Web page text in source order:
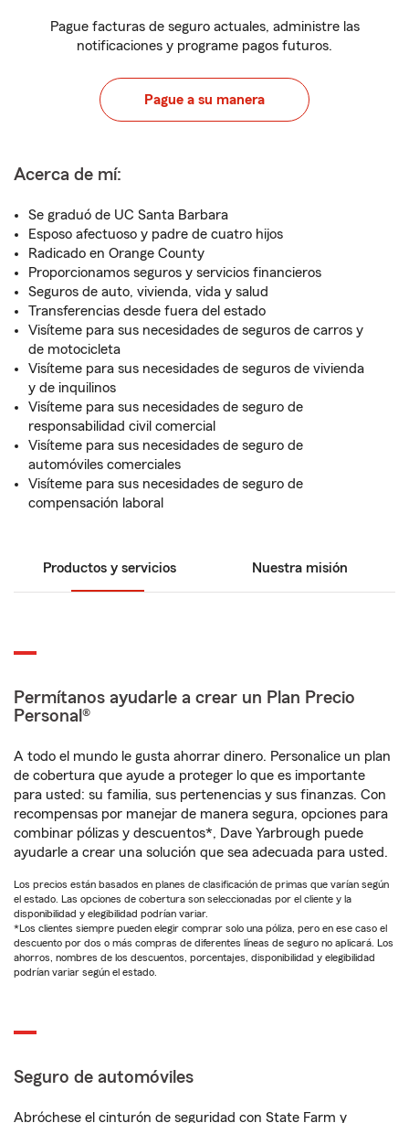
Pague facturas de seguro actuales, administre las
notificaciones y programe pagos futuros.
Pague a su manera
Acerca de mí:
Se graduó de UC Santa Barbara
Esposo afectuoso y padre de cuatro hijos
Radicado en Orange County
Proporcionamos seguros y servicios financieros
Seguros de auto, vivienda, vida y salud
Transferencias desde fuera del estado
Visíteme para sus necesidades de seguros de carros y
de motocicleta
Visíteme para sus necesidades de seguros de vivienda
y de inquilinos
Visíteme para sus necesidades de seguro de
responsabilidad civil comercial
Visíteme para sus necesidades de seguro de
automóviles comerciales
Visíteme para sus necesidades de seguro de
compensación laboral
Productos y servicios Nuestra misión
Permítanos ayudarle a crear un Plan Precio
Personal®
A todo el mundo le gusta ahorrar dinero. Personalice un plan
de cobertura que ayude a proteger lo que es importante
para usted: su familia, sus pertenencias y sus finanzas. Con
recompensas por manejar de manera segura, opciones para
combinar pólizas y descuentos*, Dave Yarbrough puede
ayudarle a crear una solución que sea adecuada para usted.
Los precios están basados en planes de clasificación de primas que varían según
el estado. Las opciones de cobertura son seleccionadas por el cliente y la
disponibilidad y elegibilidad podrían variar.
*Los clientes siempre pueden elegir comprar solo una póliza, pero en ese caso el
descuento por dos o más compras de diferentes líneas de seguro no aplicará. Los
ahorros, nombres de los descuentos, porcentajes, disponibilidad y elegibilidad
podrían variar según el estado.
Seguro de automóviles
Abróchese el cinturón de seguridad con State Farm y